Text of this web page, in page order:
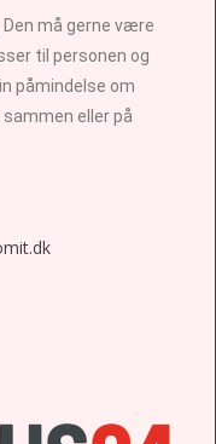
må gerne være
til personen og
påmindelse om
eller på